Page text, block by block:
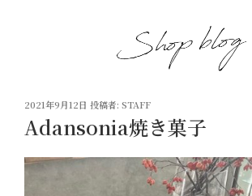
投
稿
日:
2021年9月12日 投稿者: STAFF
Adansonia焼き菓子